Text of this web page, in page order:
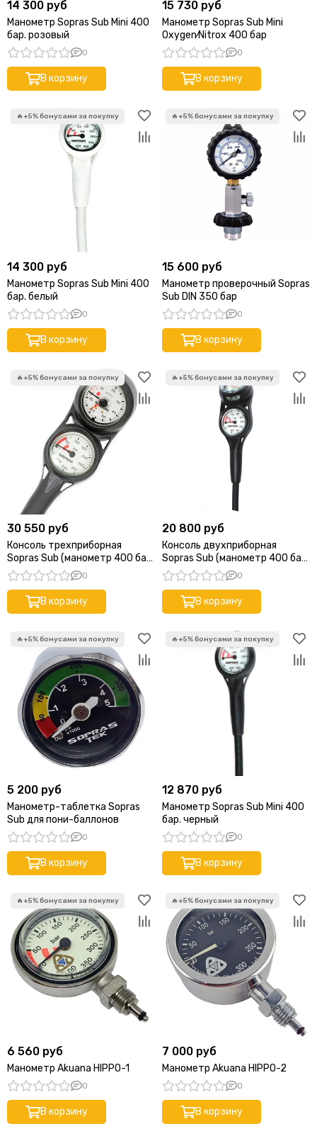
14 300 руб
Манометр Sopras Sub Mini 400
бар. розовый
0
В корзину
15 730 руб
Манометр Sopras Sub Mini
Oxygen⁄Nitrox 400 бар
0
В корзину
14 300 руб
Манометр Sopras Sub Mini 400
бар. белый
0
В корзину
15 600 руб
Манометр проверочный Sopras
Sub DIN 350 бар
0
В корзину
30 550 руб
Консоль трехприборная
Sopras Sub (манометр 400 бар
+ глубиномер + компас)
0
В корзину
20 800 руб
Консоль двухприборная
Sopras Sub (манометр 400 бар
+ компас)
0
В корзину
5 200 руб
Манометр-таблетка Sopras
Sub для пони-баллонов
0
В корзину
12 870 руб
Манометр Sopras Sub Mini 400
бар. черный
0
В корзину
6 560 руб
Манометр Akuana HIPPO-1
0
В корзину
7 000 руб
Манометр Akuana HIPPO-2
0
В корзину